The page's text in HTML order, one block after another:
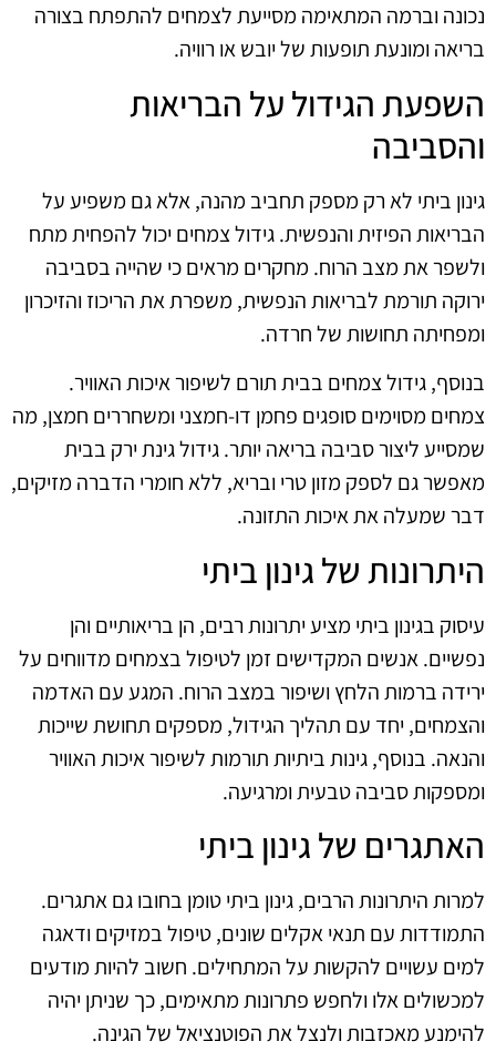
נכונה וברמה המתאימה מסייעת לצמחים להתפתח בצורה
בריאה ומונעת תופעות של יובש או רוויה.
השפעת הגידול על הבריאות
והסביבה
גינון ביתי לא רק מספק תחביב מהנה, אלא גם משפיע על
הבריאות הפיזית והנפשית. גידול צמחים יכול להפחית מתח
ולשפר את מצב הרוח. מחקרים מראים כי שהייה בסביבה
ירוקה תורמת לבריאות הנפשית, משפרת את הריכוז והזיכרון
ומפחיתה תחושות של חרדה.
בנוסף, גידול צמחים בבית תורם לשיפור איכות האוויר.
צמחים מסוימים סופגים פחמן דו-חמצני ומשחררים חמצן, מה
שמסייע ליצור סביבה בריאה יותר. גידול גינת ירק בבית
מאפשר גם לספק מזון טרי ובריא, ללא חומרי הדברה מזיקים,
דבר שמעלה את איכות התזונה.
היתרונות של גינון ביתי
עיסוק בגינון ביתי מציע יתרונות רבים, הן בריאותיים והן
נפשיים. אנשים המקדישים זמן לטיפול בצמחים מדווחים על
ירידה ברמות הלחץ ושיפור במצב הרוח. המגע עם האדמה
והצמחים, יחד עם תהליך הגידול, מספקים תחושת שייכות
והנאה. בנוסף, גינות ביתיות תורמות לשיפור איכות האוויר
ומספקות סביבה טבעית ומרגיעה.
האתגרים של גינון ביתי
למרות היתרונות הרבים, גינון ביתי טומן בחובו גם אתגרים.
התמודדות עם תנאי אקלים שונים, טיפול במזיקים ודאגה
למים עשויים להקשות על המתחילים. חשוב להיות מודעים
למכשולים אלו ולחפש פתרונות מתאימים, כך שניתן יהיה
להימנע מאכזבות ולנצל את הפוטנציאל של הגינה.